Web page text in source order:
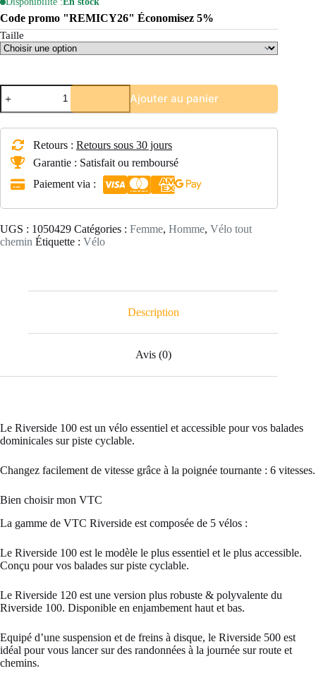
Code promo "REMICY26" Économisez 5%
Taille
quantité
de
VÉLO
TOUT
CHEMIN
RIVERSIDE
100
Ajouter au panier
Retours : Retours sous 30 jours
Garantie : Satisfait ou remboursé
Paiement via :
UGS : 1050429 Catégories : Femme, Homme, Vélo tout
chemin Étiquette : Vélo
Description
Avis (0)
Le Riverside 100 est un vélo essentiel et accessible pour vos balades
dominicales sur piste cyclable.
Changez facilement de vitesse grâce à la poignée tournante : 6 vitesses.
Bien choisir mon VTC
La gamme de VTC Riverside est composée de 5 vélos :
Le Riverside 100 est le modèle le plus essentiel et le plus accessible.
Conçu pour vos balades sur piste cyclable.
Le Riverside 120 est une version plus robuste & polyvalente du
Riverside 100. Disponible en enjambement haut et bas.
Equipé d’une suspension et de freins à disque, le Riverside 500 est
idéal pour vous lancer sur des randonnées à la journée sur route et
chemins.